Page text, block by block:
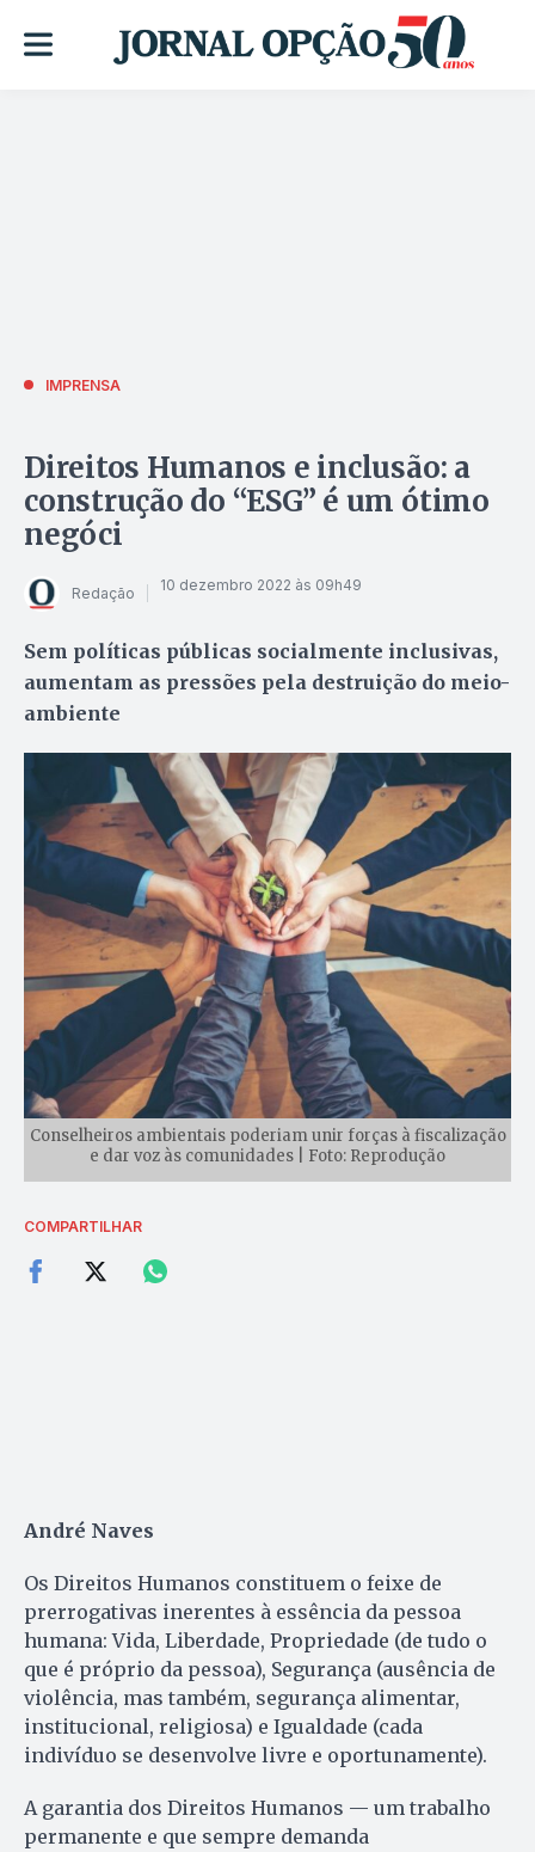
IMPRENSA
Direitos Humanos e inclusão: a
construção do “ESG” é um ótimo
negóci
Redação 10 dezembro 2022 às 09h49
Sem políticas públicas socialmente inclusivas,
aumentam as pressões pela destruição do meio-
ambiente
Conselheiros ambientais poderiam unir forças à fiscalização
e dar voz às comunidades | Foto: Reprodução
COMPARTILHAR
André Naves
Os Direitos Humanos constituem o feixe de
prerrogativas inerentes à essência da pessoa
humana: Vida, Liberdade, Propriedade (de tudo o
que é próprio da pessoa), Segurança (ausência de
violência, mas também, segurança alimentar,
institucional, religiosa) e Igualdade (cada
indivíduo se desenvolve livre e oportunamente).
A garantia dos Direitos Humanos — um trabalho
permanente e que sempre demanda